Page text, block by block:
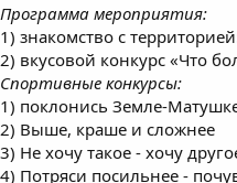
Программа мероприятия:
1) знакомство с
2) вкусовой конкурс «Что
Спортивные конкурсы:
1) поклонись Земле-
2) Выше, краше и сложнее
3) Не хочу такое - хочу
4) Потряси посильнее -